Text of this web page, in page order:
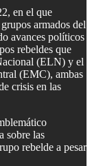
en el que
armados del
avances políticos
rebeldes que
(ELN) y el
(EMC), ambas
crisis en las
sobre las
rebelde a pesar